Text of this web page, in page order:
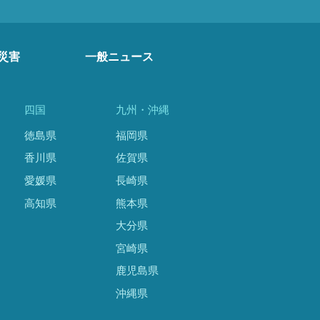
害 一般ニュース
四国
徳島県
香川県
愛媛県
高知県
九州・沖縄
福岡県
佐賀県
長崎県
熊本県
大分県
宮崎県
鹿児島県
沖縄県